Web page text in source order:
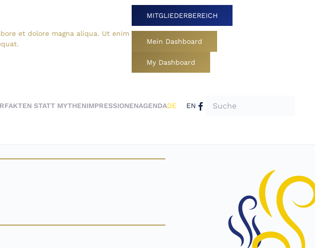
et dolore magna aliqua. Ut enim
MITGLIEDERBEREICH
Mein Dashboard
My Dashboard
FAKTEN STATT MYTHENIMPRESSIONENAGENDADE EN